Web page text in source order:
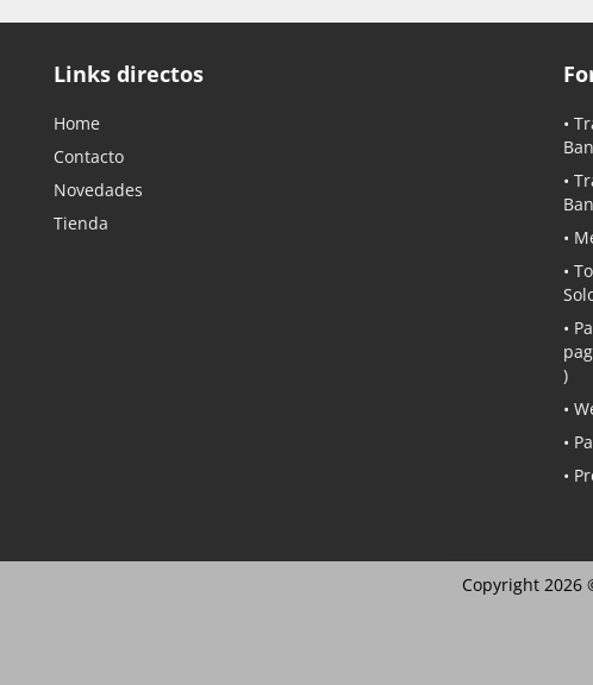
Links directos
Home
Contacto
Novedades
Tienda
•
•
•
•
•
)
•
•
•
Copyright 2026